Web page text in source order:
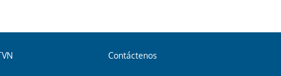
Contáctenos